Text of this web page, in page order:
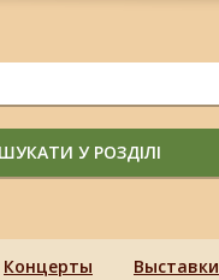
ШУКАТИ У РОЗДІЛІ
Концерты Выставки